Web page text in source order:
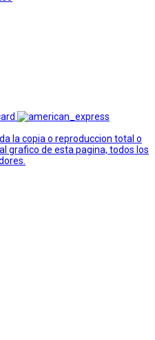
la copia o reproduccion total o
grafico de esta pagina, todos los